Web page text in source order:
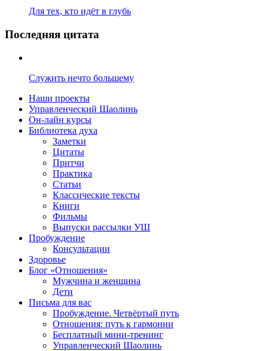
Для тех, кто идёт в глубь
Последняя цитата
Служить нечто большему
Наши проекты
Управленческий Шаолинь
Он-лайн курсы
Библиотека духа
Заметки
Цитаты
Притчи
Практика
Статьи
Классические тексты
Книги
Фильмы
Выпуски рассылки УШ
Пробуждение
Консультации
Здоровье
Блог «Отношения»
Мужчина и женщина
Дети
Письма для вас
Пробуждение. Четвёртый путь
Отношения: путь к гармонии
Бесплатный мини-тренинг
Управленческий Шаолинь